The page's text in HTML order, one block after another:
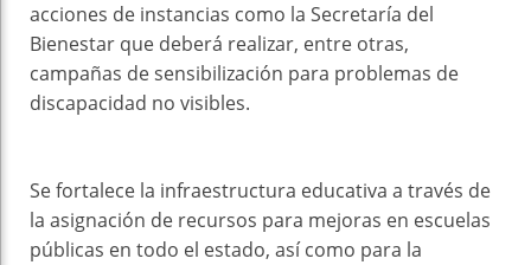
acciones de instancias como la Secretaría del
Bienestar que deberá realizar, entre otras,
campañas de sensibilización para problemas de
discapacidad no visibles.
Se fortalece la infraestructura educativa a través de
la asignación de recursos para mejoras en escuelas
públicas en todo el estado, así como para la